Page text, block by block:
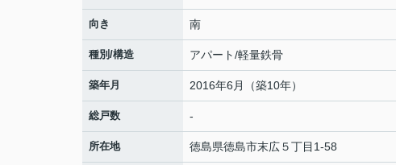
向き 南
種別/構造 アパート/軽量鉄骨
築年月 2016年6月（築10年）
総戸数 -
所在地 徳島県徳島市末広５丁目1-58